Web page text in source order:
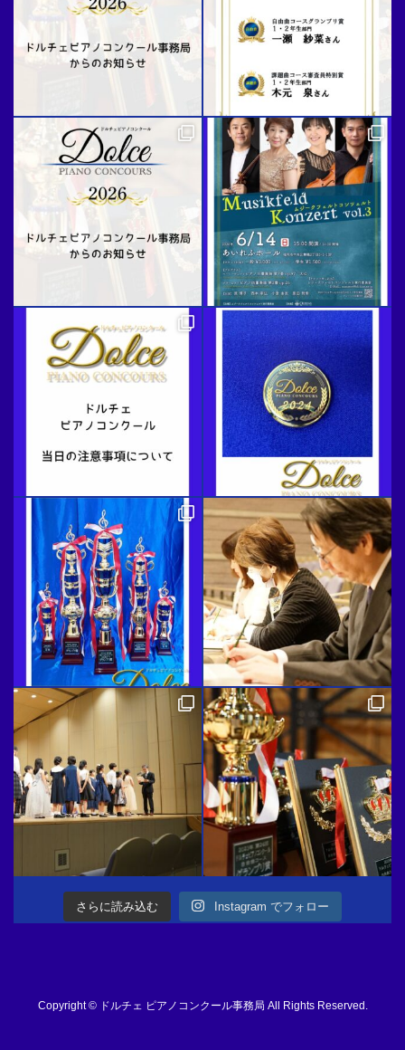
さらに読み込む Instagram でフォロー
Copyright © ドルチェ ピアノコンクール事務局 All Rights Reserved.